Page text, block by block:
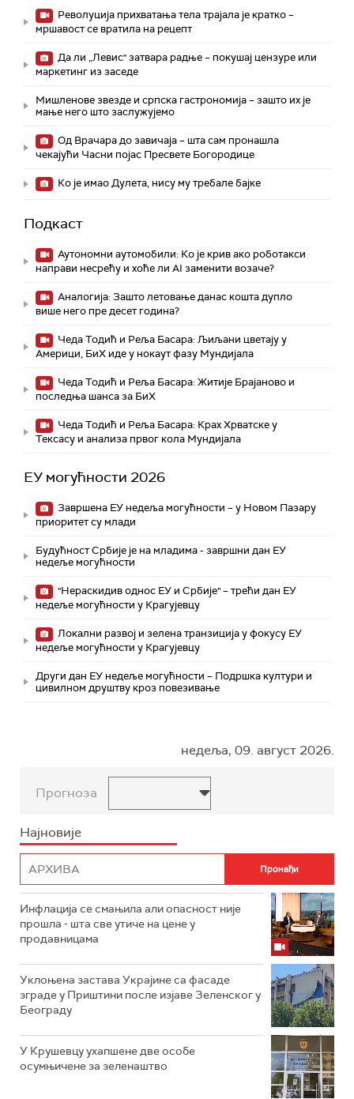
Револуција прихватања тела трајала је кратко –
мршавост се вратила на рецепт
Да ли „Левис" затвара радње – покушај цензуре или
маркетинг из заседе
Мишленове звезде и српска гастрономија – зашто их је
мање него што заслужујемо
Од Врачара до завичаја – шта сам пронашла
чекајући Часни појас Пресвете Богородице
Ко је имао Дулета, нису му требале бајке
Подкаст
Аутономни аутомобили: Ко је крив ако роботакси
направи несрећу и хоће ли AI заменити возаче?
Аналогија: Зашто летовање данас кошта дупло
више него пре десет година?
Чеда Тодић и Реља Басара: Љиљани цветају у
Америци, БиХ иде у нокаут фазу Мундијала
Чеда Тодић и Реља Басара: Житије Брајаново и
последња шанса за БиХ
Чеда Тодић и Реља Басара: Крах Хрватске у
Тексасу и анализа првог кола Мундијала
ЕУ могућности 2026
Завршена ЕУ недеља могућности – у Новом Пазару
приоритет су млади
Будућност Србије је на младима - завршни дан ЕУ
недеље могућности
"Нераскидив однос ЕУ и Србије" – трећи дан ЕУ
недеље могућности у Крагујевцу
Локални развој и зелена транзиција у фокусу ЕУ
недеље могућности у Крагујевцу
Други дан ЕУ недеље могућности – Подршка култури и
цивилном друштву кроз повезивање
недеља, 09. август 2026.
Прогноза
Најновије
Инфлација се смањила али опасност није
прошла - шта све утиче на цене у
продавницама
Уклоњена застава Украјине са фасаде
зграде у Приштини после изјаве Зеленског у
Београду
У Крушевцу ухапшене две особе
осумњичене за зеленаштво